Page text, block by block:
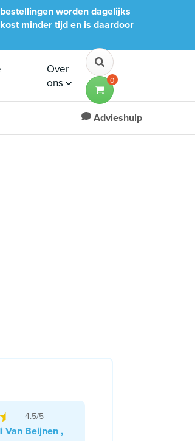
worden dagelijks
minder tijd en is daardoor
Over
ons
0
Advieshulp
4.5/5
Van Beijnen ,